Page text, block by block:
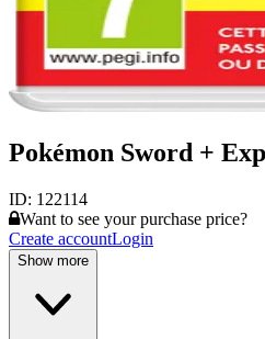
Pokémon Sword +
ID: 122114
Want to see your purchase price?
Create accountLogin
Show more